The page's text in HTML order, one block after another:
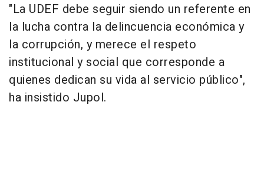
"La UDEF debe seguir siendo un referente en
la lucha contra la delincuencia económica y
la corrupción, y merece el respeto
institucional y social que corresponde a
quienes dedican su vida al servicio público",
ha insistido Jupol.